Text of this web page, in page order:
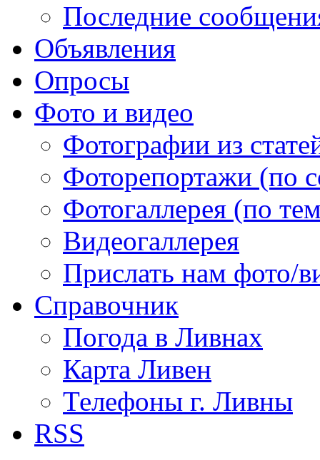
Последние
Объявления
Опросы
Фото и видео
Фотографии из
Фоторепортажи (по
Фотогаллерея (по
Видеогаллерея
Прислать нам фото/
Справочник
Погода в Ливнах
Карта Ливен
Телефоны г. Ливны
RSS